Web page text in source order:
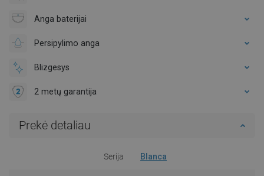
Anga baterijai
Persipylimo anga
Blizgesys
2 metų garantija
Prekė detaliau
Serija Blanca